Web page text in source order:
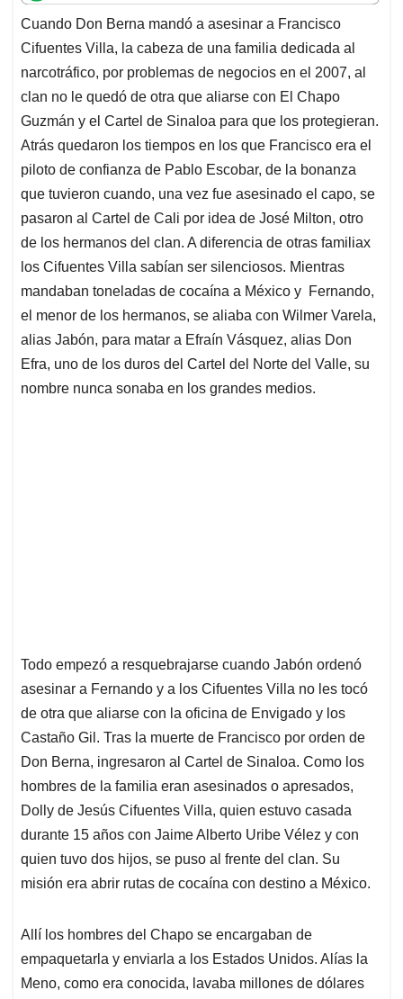
t
s
A
p
p
e
b
o
o
k
k
e
d
I
n
i
l
e
a
d
s
Cuando Don Berna mandó a asesinar a Francisco
Cifuentes Villa, la cabeza de una familia dedicada al
narcotráfico, por problemas de negocios en el 2007, al
clan no le quedó de otra que aliarse con El Chapo
Guzmán y el Cartel de Sinaloa para que los protegieran.
Atrás quedaron los tiempos en los que Francisco era el
piloto de confianza de Pablo Escobar, de la bonanza
que tuvieron cuando, una vez fue asesinado el capo, se
pasaron al Cartel de Cali por idea de José Milton, otro
de los hermanos del clan. A diferencia de otras familiax
los Cifuentes Villa sabían ser silenciosos. Mientras
mandaban toneladas de cocaína a México y Fernando,
el menor de los hermanos, se aliaba con Wilmer Varela,
alias Jabón, para matar a Efraín Vásquez, alias Don
Efra, uno de los duros del Cartel del Norte del Valle, su
nombre nunca sonaba en los grandes medios.
Todo empezó a resquebrajarse cuando Jabón ordenó
asesinar a Fernando y a los Cifuentes Villa no les tocó
de otra que aliarse con la oficina de Envigado y los
Castaño Gil. Tras la muerte de Francisco por orden de
Don Berna, ingresaron al Cartel de Sinaloa. Como los
hombres de la familia eran asesinados o apresados,
Dolly de Jesús Cifuentes Villa, quien estuvo casada
durante 15 años con Jaime Alberto Uribe Vélez y con
quien tuvo dos hijos, se puso al frente del clan. Su
misión era abrir rutas de cocaína con destino a México.
Allí los hombres del Chapo se encargaban de
empaquetarla y enviarla a los Estados Unidos. Alías la
Meno, como era conocida, lavaba millones de dólares